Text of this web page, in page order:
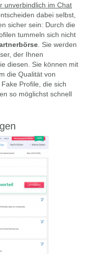
unverbindlich im Chat
dabei selbst,
sicher sein: Durch die
tummeln sich nicht
. Sie werden
der Ihnen
diesen. Sie können mit
die Qualität von
Profile, die sich
so möglichst schnell